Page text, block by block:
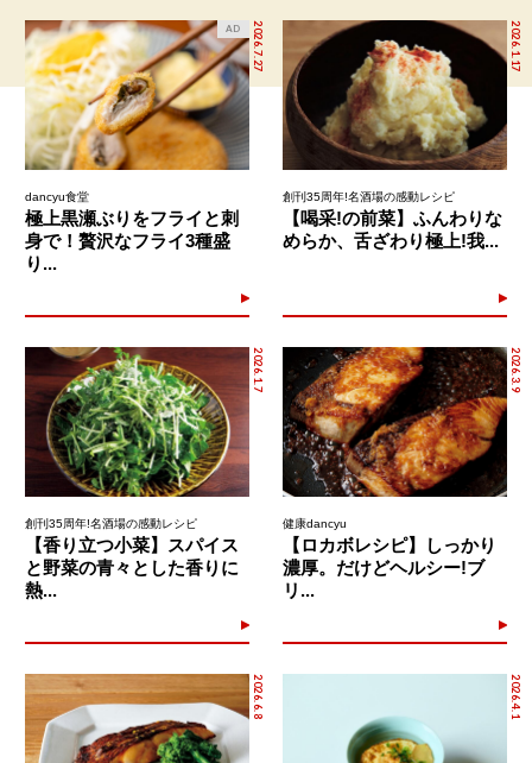
2026.7.27
AD
dancyu食堂
極上黒瀬ぶりをフライと刺
身で！贅沢なフライ3種盛
り...
2026.1.17
創刊35周年!名酒場の感動レシピ
【喝采!の前菜】ふんわりな
めらか、舌ざわり極上!我...
2026.1.7
創刊35周年!名酒場の感動レシピ
【香り立つ小菜】スパイス
と野菜の青々とした香りに
熱...
2026.3.9
健康dancyu
【ロカボレシピ】しっかり
濃厚。だけどヘルシー!ブ
リ...
2026.6.8 2026.4.1